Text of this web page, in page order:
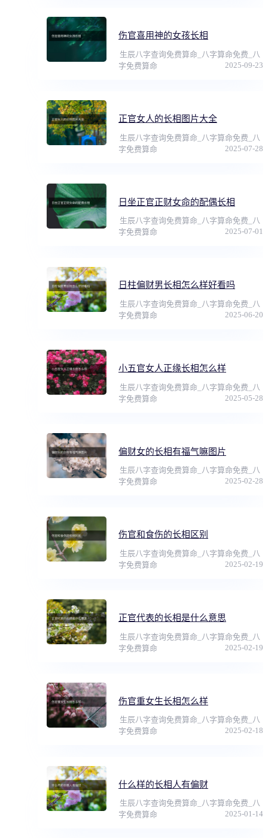
伤官喜用神的女孩长相
生辰八字查询免费算命_八字算命免费_八
字免费算命
2025-09-23
正官女人的长相图片大全
生辰八字查询免费算命_八字算命免费_八
字免费算命
2025-07-28
日坐正官正财女命的配偶长相
生辰八字查询免费算命_八字算命免费_八
字免费算命
2025-07-01
日柱偏财男长相怎么样好看吗
生辰八字查询免费算命_八字算命免费_八
字免费算命
2025-06-20
小五官女人正缘长相怎么样
生辰八字查询免费算命_八字算命免费_八
字免费算命
2025-05-28
偏财女的长相有福气嘛图片
生辰八字查询免费算命_八字算命免费_八
字免费算命
2025-02-28
伤官和食伤的长相区别
生辰八字查询免费算命_八字算命免费_八
字免费算命
2025-02-19
正官代表的长相是什么意思
生辰八字查询免费算命_八字算命免费_八
字免费算命
2025-02-19
伤官重女生长相怎么样
生辰八字查询免费算命_八字算命免费_八
字免费算命
2025-02-18
什么样的长相人有偏财
生辰八字查询免费算命_八字算命免费_八
字免费算命
2025-01-14